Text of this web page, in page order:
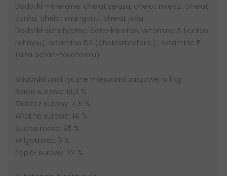
Dodatki mineralne: chelat żelaza, chelat miedzi, chelat
cynku, chelat manganu, chelat jodu
Dodatki dietetyczne: beta-karoten, witamina A (octan
retinylu), witamina D3 (cholekalcyferol) , witamina E
(alfa octan-tokoferolu)
Składniki analityczne mieszanki paszowej w 1 kg:
Białko surowe: 18,3 %
Tłuszcz surowy: 4,5 %
Włókno surowe: 14 %
Sucha masa: 95 %
Wilgotność: 5 %
Popiół surowy: 22 %